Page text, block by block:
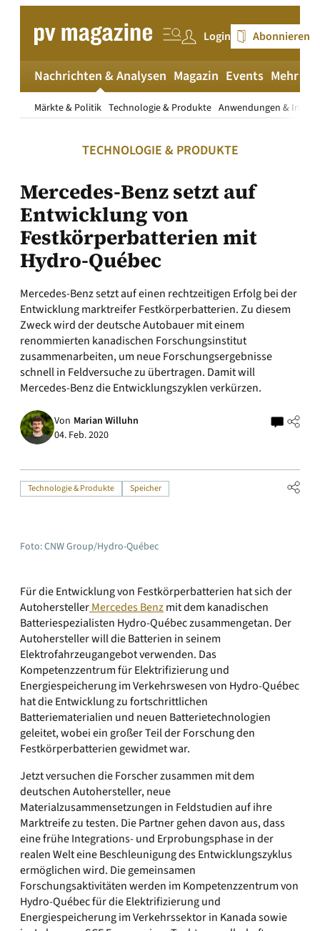
springen
Login Abonnieren
Nachrichten & Analysen
Märkte & Politik Technologie & Produkte Anwendungen &
Magazin Events Mehr
TECHNOLOGIE & PRODUKTE
Mercedes-Benz setzt auf
Entwicklung von
Festkörperbatterien mit
Hydro-Québec
Mercedes-Benz setzt auf einen rechtzeitigen Erfolg bei der
Entwicklung marktreifer Festkörperbatterien. Zu diesem
Zweck wird der deutsche Autobauer mit einem
renommierten kanadischen Forschungsinstitut
zusammenarbeiten, um neue Forschungsergebnisse
schnell in Feldversuche zu übertragen. Damit will
Mercedes-Benz die Entwicklungszyklen verkürzen.
Von Marian Willuhn
04. Feb. 2020
Technologie & Produkte Speicher
Foto: CNW Group/Hydro-Québec
Für die Entwicklung von Festkörperbatterien hat sich der
AutoherstellerMercedes Benzmit dem kanadischen
Batteriespezialisten Hydro-Québec zusammengetan. Der
Autohersteller will die Batterien in seinem
Elektrofahrzeugangebot verwenden. Das
Kompetenzzentrum für Elektrifizierung und
Energiespeicherung im Verkehrswesen von Hydro-Québec
hat die Entwicklung zu fortschrittlichen
Batteriematerialien und neuen Batterietechnologien
geleitet, wobei ein großer Teil der Forschung den
Festkörperbatterien gewidmet war.
Jetzt versuchen die Forscher zusammen mit dem
deutschen Autohersteller, neue
Materialzusammensetzungen in Feldstudien auf ihre
Marktreife zu testen. Die Partner gehen davon aus, dass
eine frühe Integrations- und Erprobungsphase in der
realen Welt eine Beschleunigung des Entwicklungszyklus
ermöglichen wird. Die gemeinsamen
Forschungsaktivitäten werden im Kompetenzzentrum von
Hydro-Québec für die Elektrifizierung und
Energiespeicherung im Verkehrssektor in Kanada sowie